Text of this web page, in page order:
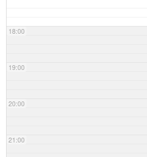
18:00
19:00
20:00
21:00